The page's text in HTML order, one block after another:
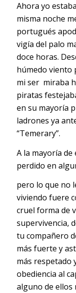
Ahora yo
misma noche
portugués
vigía del palo
doce horas.
húmedo viento
mi ser miraba
piratas
en su mayoría
ladrones ya
“Temerary”.
A la mayoría
perdido en
pero lo que no
viviendo fuere
cruel forma de
supervivencia,
tu compañero
más fuerte y
más respetado
obediencia al
alguno de ellos